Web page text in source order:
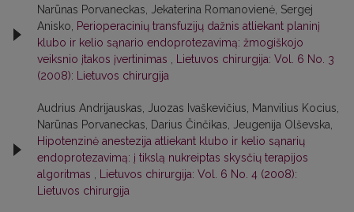
Narūnas Porvaneckas, Jekaterina Romanovienė, Sergej
Anisko,
Perioperacinių transfuzijų dažnis atliekant planinį
klubo ir kelio sąnario endoprotezavimą: žmogiškojo
veiksnio įtakos įvertinimas
Lietuvos chirurgija: Vol. 6 No. 3
(2008): Lietuvos chirurgija
Audrius Andrijauskas, Juozas Ivaškevičius, Manvilius Kocius,
Narūnas Porvaneckas, Darius Činčikas, Jeugenija Olševska,
Hipotenzinė anestezija atliekant klubo ir kelio sąnarių
endoprotezavimą: į tikslą nukreiptas skysčių terapijos
algoritmas
Lietuvos chirurgija: Vol. 6 No. 4 (2008):
Lietuvos chirurgija